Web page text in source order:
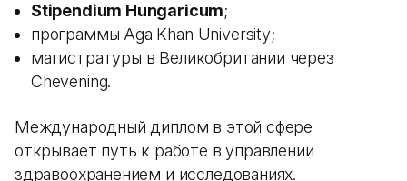
Stipendium Hungaricum;
программы Aga Khan University;
магистратуры в Великобритании через
Chevening.
Международный диплом в этой сфере
открывает путь к работе в управлении
здравоохранением и исследованиях.